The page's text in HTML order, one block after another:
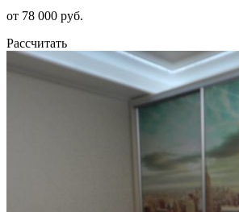
от 78 000 руб.
Рассчитать